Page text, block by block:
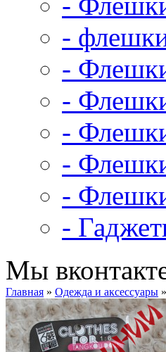
-
-
-
-
-
-
-
Мы
Главная » Одежда и аксессуары »